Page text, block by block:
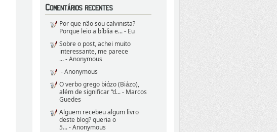
Por que não sou calvinista?
Porque leio a bíblia e...- Eu
Sobre o post, achei muito
interessante, me parece
...- Anonymous
- Anonymous
O verbo grego biάzo (Biázo),
além de significar “d...- Marcos
Guedes
Alguem recebeu algum livro
deste blog? queria o
5...- Anonymous